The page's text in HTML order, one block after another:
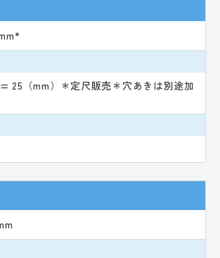
25（mm）＊定尺販売＊穴あきは別途加